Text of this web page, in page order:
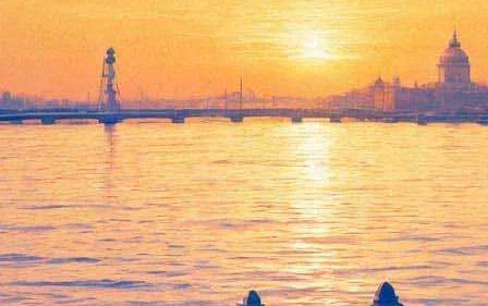
Дмитрий Быков расскажет о
таинственном союзе
Ахматовой и Гумилёва